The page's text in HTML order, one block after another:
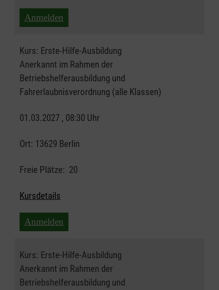
Anmelden
Kurs: Erste-Hilfe-Ausbildung
Anerkannt im Rahmen der
Betriebshelferausbildung und
Fahrerlaubnisverordnung (alle Klassen)
01.03.2027 , 08:30 Uhr
Ort: 13629 Berlin
Freie Plätze: 20
Kursdetails
Anmelden
Kurs: Erste-Hilfe-Ausbildung
Anerkannt im Rahmen der
Betriebshelferausbildung und